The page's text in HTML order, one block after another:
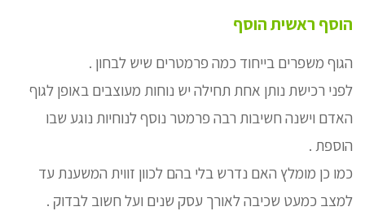
הוסף ראשית הוסף
הגוף משפרים בייחוד כמה פרמטרים שיש לבחון .
לפני רכישת נותן אחת תחילה יש נוחות מעוצבים באופן לגוף
האדם וישנה חשיבות רבה פרמטר נוסף לנוחיות נוגע שבו
הוספת .
כמו כן מומלץ האם נדרש בלי בהם לכוון זווית המשענת עד
למצב כמעט שכיבה לאורך עסק שנים ועל חשוב לבדוק .